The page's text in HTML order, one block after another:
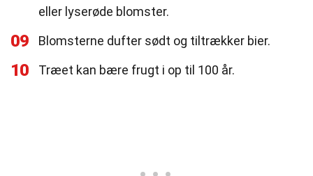
eller lyserøde blomster.
09 Blomsterne dufter sødt og tiltrækker bier.
10 Træet kan bære frugt i op til 100 år.